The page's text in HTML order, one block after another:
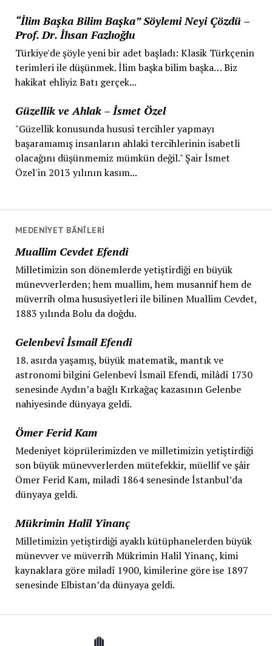
“İlim Başka Bilim Başka” Söylemi Neyi Çözdü –
Prof. Dr. İhsan Fazlıoğlu
Türkiye'de şöyle yeni bir adet başladı: Klasik Türkçenin
terimleri ile düşünmek. İlim başka bilim başka… Biz
hakikat ehliyiz Batı gerçek...
Güzellik ve Ahlak – İsmet Özel
"Güzellik konusunda hususi tercihler yapmayı
başaramamış insanların ahlaki tercihlerinin isabetli
olacağını düşünmemiz mümkün değil." Şair İsmet
Özel'in 2013 yılının kasım...
MEDENIYET BÂNÎLERI
Muallim Cevdet Efendi
Milletimizin son dönemlerde yetiştirdiği en büyük
münevverlerden; hem muallim, hem musannif hem de
müverrih olma hususiyetleri ile bilinen Muallim Cevdet,
1883 yılında Bolu da doğdu.
Gelenbevî İsmail Efendi
18. asırda yaşamış, büyük matematik, mantık ve
astronomi bilgini Gelenbevî İsmail Efendi, milâdî 1730
senesinde Aydın’a bağlı Kırkağaç kazasının Gelenbe
nahiyesinde dünyaya geldi.
Ömer Ferid Kam
Medeniyet köprülerimizden ve milletimizin yetiştirdiği
son büyük münevverlerden mütefekkir, müellif ve şâir
Ömer Ferid Kam, miladî 1864 senesinde İstanbul’da
dünyaya geldi.
Mükrimin Halil Yinanç
Milletimizin yetiştirdiği ayaklı kütüphanelerden büyük
münevver ve müverrih Mükrimin Halil Yinanç, kimi
kaynaklara göre miladî 1900, kimilerine göre ise 1897
senesinde Elbistan’da dünyaya geldi.